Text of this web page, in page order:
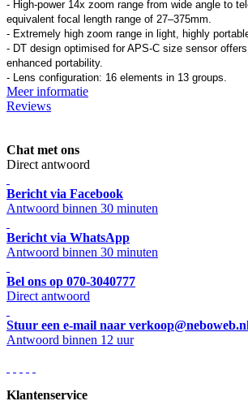
- High-power 14x zoom range from wide angle to
equivalent focal length range of 27–375mm.
- Extremely high zoom range in light, highly
- DT design optimised for APS-C size sensor
enhanced portability.
- Lens configuration: 16 elements in 13 groups.
Meer informatie
Reviews
Chat met ons
Direct antwoord
Bericht via Facebook
Antwoord binnen 30 minuten
Bericht via WhatsApp
Antwoord binnen 30 minuten
Bel ons op 070-3040777
Direct antwoord
Stuur een e-mail naar
Antwoord binnen 12 uur
Klantenservice